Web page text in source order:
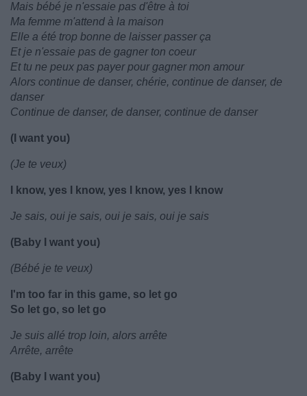
Mais bébé je n'essaie pas d'être à toi
Ma femme m'attend à la maison
Elle a été trop bonne de laisser passer ça
Et je n'essaie pas de gagner ton coeur
Et tu ne peux pas payer pour gagner mon amour
Alors continue de danser, chérie, continue de danser, de
danser
Continue de danser, de danser, continue de danser
(I want you)
(Je te veux)
I know, yes I know, yes I know, yes I know
Je sais, oui je sais, oui je sais, oui je sais
(Baby I want you)
(Bébé je te veux)
I'm too far in this game, so let go
So let go, so let go
Je suis allé trop loin, alors arrête
Arrête, arrête
(Baby I want you)